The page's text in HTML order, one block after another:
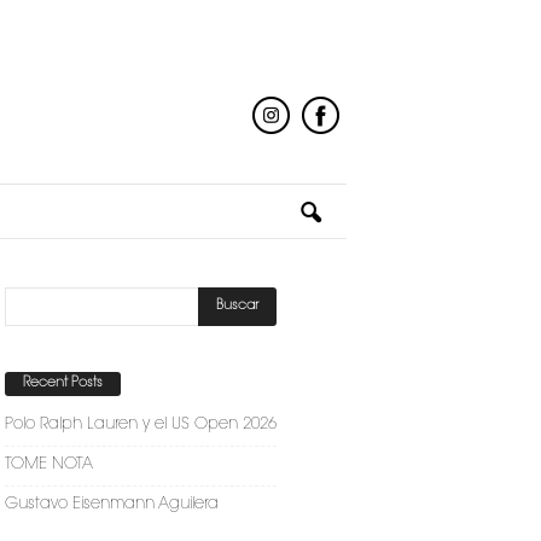
Recent Posts
Polo Ralph Lauren y el US Open 2026
TOME NOTA
Gustavo Eisenmann Aguilera